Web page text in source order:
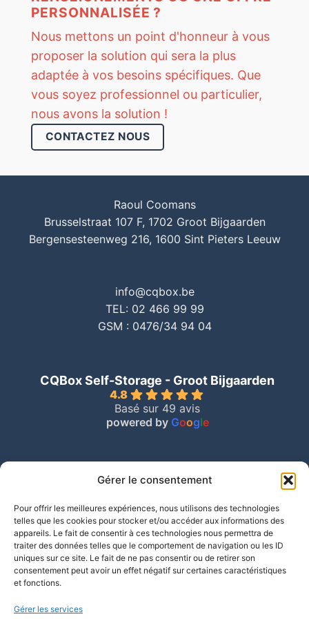
Gérer le consentement
Pour offrir les meilleures expériences, nous utilisons des technologies
telles que les cookies pour stocker et/ou accéder aux informations des
appareils. Le fait de consentir à ces technologies nous permettra de
traiter des données telles que le comportement de navigation ou les ID
uniques sur ce site. Le fait de ne pas consentir ou de retirer son
consentement peut avoir un effet négatif sur certaines caractéristiques
et fonctions.
Gérer les services
PERSONNALISÉE ?
Nous mettons un point d'honneur à vous
proposer la solution qui sera la plus
adaptée à vos besoins spécifiques. Que
vous soyez professionnel ou particulier,
nous avons la solution !
CONTACTEZ NOUS
Raoul Coomans
Brusselstraat 107 F, 1702 Groot Bijgaarden
Bergensesteenweg 216, 1600 Sint Pieters Leeuw
info@cqbox.be
TEL: 02 466 99 99
GSM : 0476/34 94 04
CQBox Self-Storage - Groot Bijgaarden
4.8
Basé sur 49 avis
powered by Google